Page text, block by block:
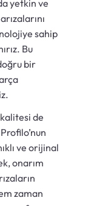
yetkin ve
sahip
Bu
bir
de
ve orijinal
onarım
zaman